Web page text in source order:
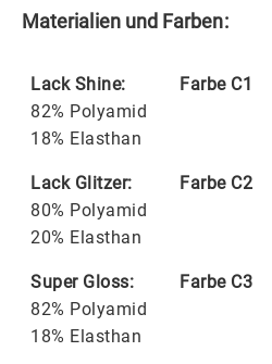
Materialien und Farben:
Lack Shine:
82% Polyamid
18% Elasthan
Farbe C1
Lack Glitzer:
80% Polyamid
20% Elasthan
Farbe C2
Super Gloss:
82% Polyamid
18% Elasthan
Farbe C3